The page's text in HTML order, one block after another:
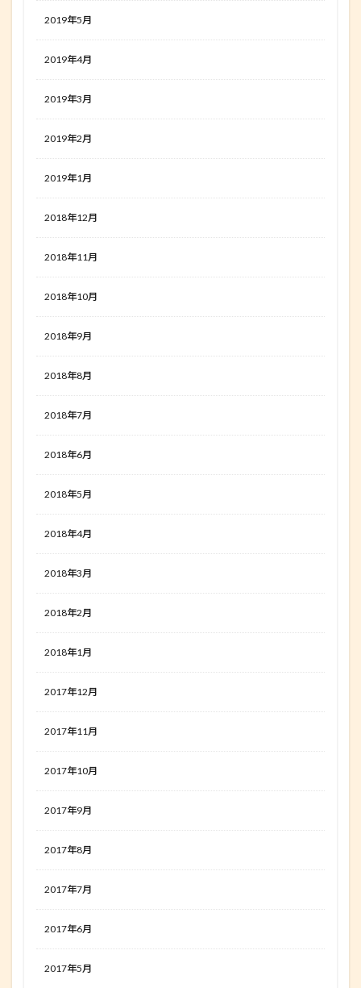
2019年5月
2019年4月
2019年3月
2019年2月
2019年1月
2018年12月
2018年11月
2018年10月
2018年9月
2018年8月
2018年7月
2018年6月
2018年5月
2018年4月
2018年3月
2018年2月
2018年1月
2017年12月
2017年11月
2017年10月
2017年9月
2017年8月
2017年7月
2017年6月
2017年5月